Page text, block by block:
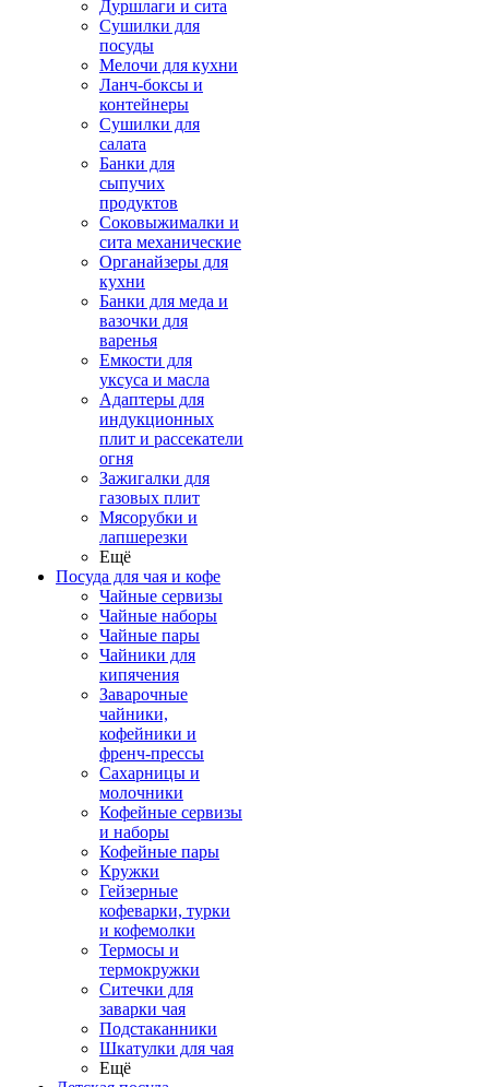
Дуршлаги и сита
Сушилки для
посуды
Мелочи для кухни
Ланч-боксы и
контейнеры
Сушилки для
салата
Банки для
сыпучих
продуктов
Соковыжималки и
сита механические
Органайзеры для
кухни
Банки для меда и
вазочки для
варенья
Емкости для
уксуса и масла
Адаптеры для
индукционных
плит и рассекатели
огня
Зажигалки для
газовых плит
Мясорубки и
лапшерезки
Ещё
Посуда для чая и кофе
Чайные сервизы
Чайные наборы
Чайные пары
Чайники для
кипячения
Заварочные
чайники,
кофейники и
френч-прессы
Сахарницы и
молочники
Кофейные сервизы
и наборы
Кофейные пары
Кружки
Гейзерные
кофеварки, турки
и кофемолки
Термосы и
термокружки
Ситечки для
заварки чая
Подстаканники
Шкатулки для чая
Ещё